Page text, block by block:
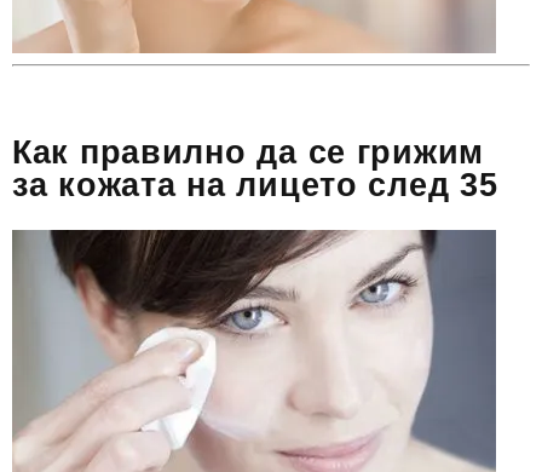
Как правилно да се грижим
за кожата на лицето след 35